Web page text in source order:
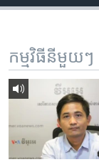
កម្មវិធី​នីមួយៗ